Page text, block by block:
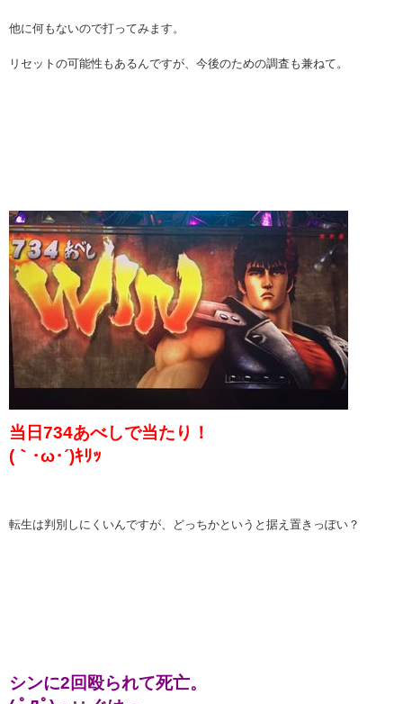
他に何もないので打ってみます。
リセットの可能性もあるんですが、今後のための調査も兼ねて。
当日734あべしで当たり！
(｀･ω･´)ｷﾘｯ
転生は判別しにくいんですが、どっちかというと据え置きっぽい？
シンに2回殴られて死亡。